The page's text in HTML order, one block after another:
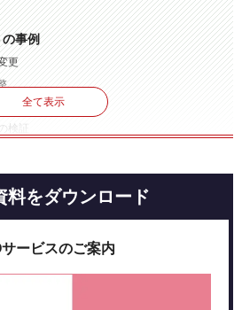
事例
更
検証
スでABテストをやるメリット
スでのABテストのやり方について
全て表示
料をダウンロード
ービスのご案内